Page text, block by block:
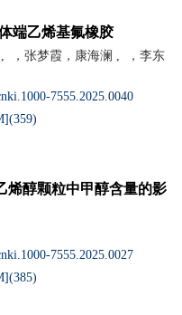
端乙烯基氟橡胶
, ，张梦霞，康海澜 ,
，李东
7555.2025.0040
359)
烯醇颗粒中甲醇含量的影
7555.2025.0027
385)